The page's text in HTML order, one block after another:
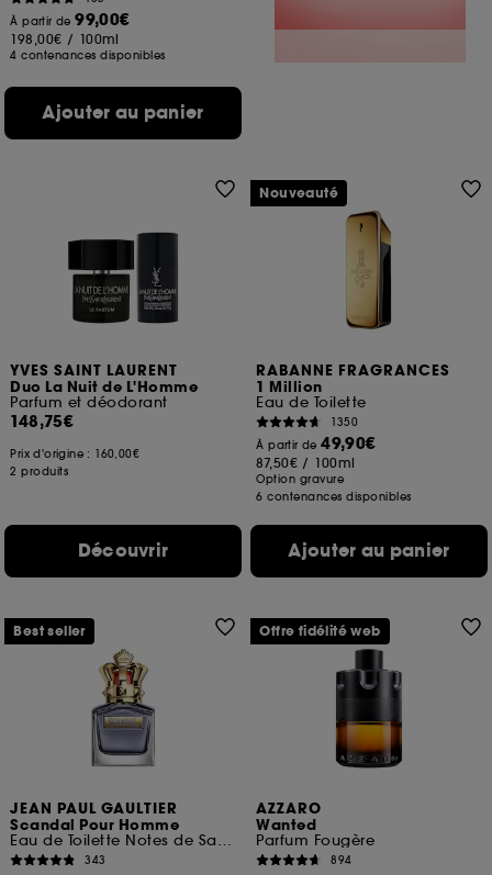
À partir de99,00€
198,00€ / 100ml
4 contenances disponibles
Ajouter au panier
YVES SAINT LAURENT
Duo La Nuit de L'Homme
Parfum et déodorant
148,75€
Prix d'origine : 160,00€
2 produits
Découvrir
RABANNE FRAGRANCES
1 Million
Eau de Toilette
1350
À partir de49,90€
87,50€ / 100ml
Option gravure
6 contenances disponibles
Ajouter au panier
Nouveauté
JEAN PAUL GAULTIER
Scandal Pour Homme
Eau de Toilette Notes de Sauge, Fève Tonka et Vétiver
343
Best seller
AZZARO
Wanted
Parfum Fougère
894
Offre fidélité web